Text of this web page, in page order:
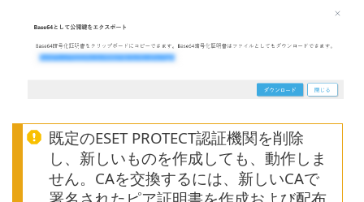
既定のESET PROTECT認証機関を削除
し、新しいものを作成しても、動作しま
せん。CAを交換するには、新しいCAで